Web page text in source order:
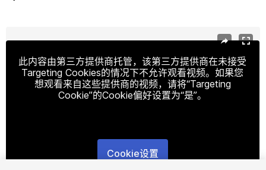
此内容由第三方提供商托管，该第三方提供商在未接受
Targeting Cookies的情况下不允许观看视频。如果您
想观看来自这些提供商的视频，请将“Targeting
Cookie”的Cookie偏好设置为“是”。
Cookie设置